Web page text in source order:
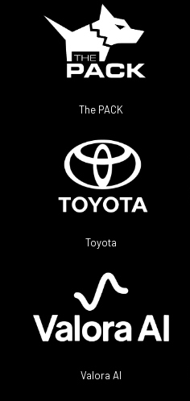
The PACK
Toyota
Valora AI